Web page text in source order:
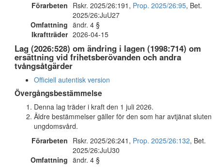
Förarbeten Rskr. 2025/26:191, Prop. 2025/26:95, Bet.
2025/26:JuU27
Omfattning ändr. 4 §
Ikraftträder 2026-04-15
Lag (2026:528) om ändring i lagen (1998:714) om
ersättning vid frihetsberövanden och andra
tvångsåtgärder
Officiell autentisk version
Övergångsbestämmelse
Denna lag träder i kraft den 1 juli 2026.
Äldre bestämmelser gäller för den som har avtjänat sluten
ungdomsvård.
Förarbeten Rskr. 2025/26:241, Prop. 2025/26:132, Bet.
2025/26:JuU30
Omfattning ändr. 4 §